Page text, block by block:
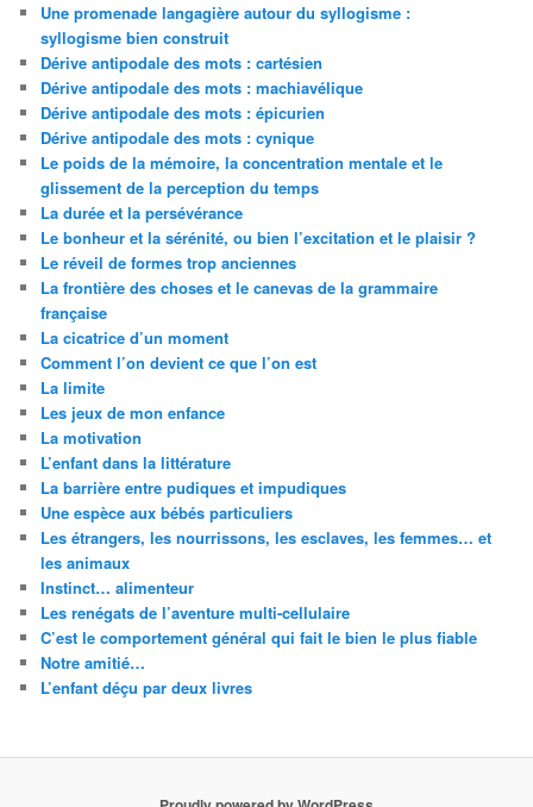
Une promenade langagière autour du syllogisme :
syllogisme bien construit
Dérive antipodale des mots : cartésien
Dérive antipodale des mots : machiavélique
Dérive antipodale des mots : épicurien
Dérive antipodale des mots : cynique
Le poids de la mémoire, la concentration mentale et le
glissement de la perception du temps
La durée et la persévérance
Le bonheur et la sérénité, ou bien l’excitation et le plaisir ?
Le réveil de formes trop anciennes
La frontière des choses et le canevas de la grammaire
française
La cicatrice d’un moment
Comment l’on devient ce que l’on est
La limite
Les jeux de mon enfance
La motivation
L’enfant dans la littérature
La barrière entre pudiques et impudiques
Une espèce aux bébés particuliers
Les étrangers, les nourrissons, les esclaves, les femmes… et
les animaux
Instinct… alimenteur
Les renégats de l’aventure multi-cellulaire
C’est le comportement général qui fait le bien le plus fiable
Notre amitié…
L’enfant déçu par deux livres